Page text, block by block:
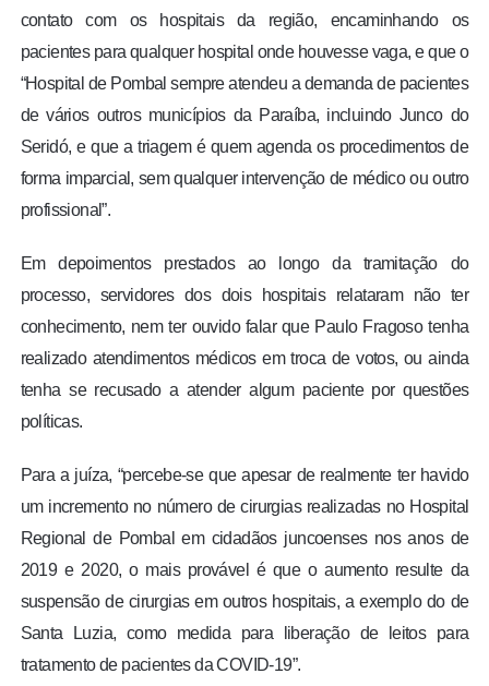
contato com os hospitais da região, encaminhando os
pacientes para qualquer hospital onde houvesse vaga, e que o
“Hospital de Pombal sempre atendeu a demanda de pacientes
de vários outros municípios da Paraíba, incluindo Junco do
Seridó, e que a triagem é quem agenda os procedimentos de
forma imparcial, sem qualquer intervenção de médico ou outro
profissional”.
Em depoimentos prestados ao longo da tramitação do
processo, servidores dos dois hospitais relataram não ter
conhecimento, nem ter ouvido falar que Paulo Fragoso tenha
realizado atendimentos médicos em troca de votos, ou ainda
tenha se recusado a atender algum paciente por questões
políticas.
Para a juíza, “percebe-se que apesar de realmente ter havido
um incremento no número de cirurgias realizadas no Hospital
Regional de Pombal em cidadãos juncoenses nos anos de
2019 e 2020, o mais provável é que o aumento resulte da
suspensão de cirurgias em outros hospitais, a exemplo do de
Santa Luzia, como medida para liberação de leitos para
tratamento de pacientes da COVID-19”.